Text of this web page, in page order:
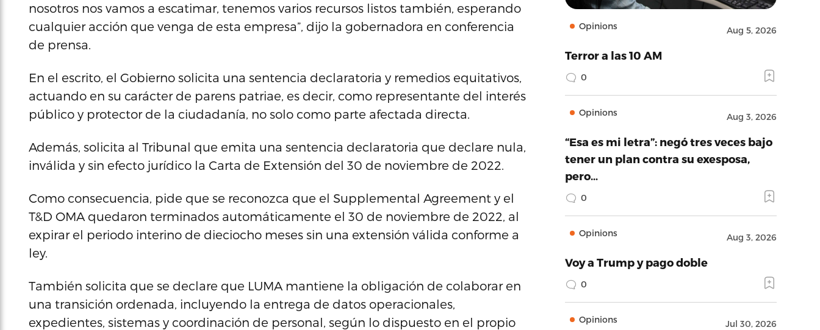
nosotros nos vamos a escatimar, tenemos varios recursos listos también, esperando
cualquier acción que venga de esta empresa”, dijo la gobernadora en conferencia
de prensa.
En el escrito, el Gobierno solicita una sentencia declaratoria y remedios equitativos,
actuando en su carácter de parens patriae, es decir, como representante del interés
público y protector de la ciudadanía, no solo como parte afectada directa.
Además, solicita al Tribunal que emita una sentencia declaratoria que declare nula,
inválida y sin efecto jurídico la Carta de Extensión del 30 de noviembre de 2022.
Como consecuencia, pide que se reconozca que el Supplemental Agreement y el
T&D OMA quedaron terminados automáticamente el 30 de noviembre de 2022, al
expirar el periodo interino de dieciocho meses sin una extensión válida conforme a
ley.
También solicita que se declare que LUMA mantiene la obligación de colaborar en
una transición ordenada, incluyendo la entrega de datos operacionales,
expedientes, sistemas y coordinación de personal, según lo dispuesto en el propio
Opinions Aug 5, 2026
Terror a las 10 AM
0
Opinions Aug 3, 2026
“Esa es mi letra”: negó tres veces bajo
tener un plan contra su exesposa,
pero…
0
Opinions Aug 3, 2026
Voy a Trump y pago doble
0
Opinions Jul 30, 2026